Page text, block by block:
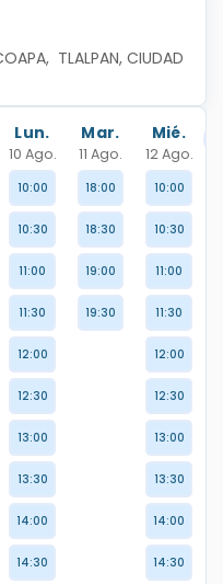
TLALPAN, CIUDAD
Lun.
10 Ago.
Mar.
11 Ago.
Mié.
12 Ago.
10:00
10:30
11:00
11:30
12:00
12:30
13:00
13:30
14:00
14:30
18:00
18:30
19:00
19:30
10:00
10:30
11:00
11:30
12:00
12:30
13:00
13:30
14:00
14:30